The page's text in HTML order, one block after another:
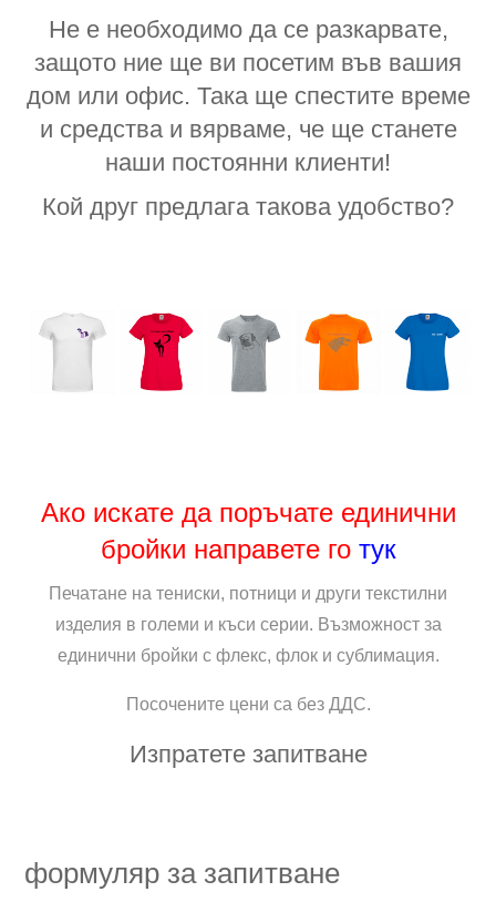
Не е необходимо да се разкарвате,
защото ние ще ви посетим във вашия
дом или офис. Така ще спестите време
и средства и вярваме, че ще станете
наши постоянни клиенти!
Кой друг предлага такова удобство?
Ако искате да поръчате единични
бройки направете го тук
Печатане на тениски, потници и други текстилни
изделия в големи и къси серии. Възможност за
единични бройки с флекс, флок и сублимация.
Посочените цени са без ДДС.
Изпратете запитване
формуляр за запитване